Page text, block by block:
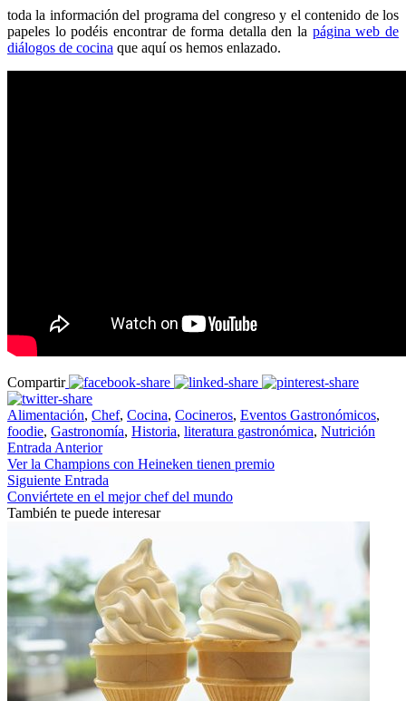
toda la información del programa del congreso y el contenido de los
papeles lo podéis encontrar de forma detalla den la página web de
diálogos de cocina que aquí os hemos enlazado.
Compartir
Alimentación, Chef, Cocina, Cocineros, Eventos Gastronómicos,
foodie, Gastronomía, Historia, literatura gastronómica, Nutrición
Entrada Anterior
Ver la Champions con Heineken tienen premio
Siguiente Entrada
Conviértete en el mejor chef del mundo
También te puede interesar